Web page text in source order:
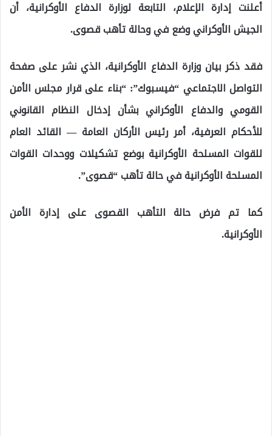
أعلنت إدارة الإعلام، التابعة لوزارة الدفاع الأوكرانية، أن
الجيش الأوكراني وضع في وحالة تأهب قصوى.
فقد ذكر بيان وزارة الدفاع الأوكرانية، الذي نشر على صفحة
التواصل الاجتماعي “فيسبوك”: “بناء على قرار مجلس الأمن
القومي والدفاع الأوكراني بشأن إدخال النظام القانوني
للأحكام العرفية، أمر رئيس الأركان العامة — القائد العام
للقوات المسلحة الأوكرانية بوضع تشكيلات ووحدات القوات
المسلحة الأوكرانية في حالة تأهب “قصوى”.
كما تم فرض حالة التأهب القصوى على إدارة الأمن
الأوكرانية.